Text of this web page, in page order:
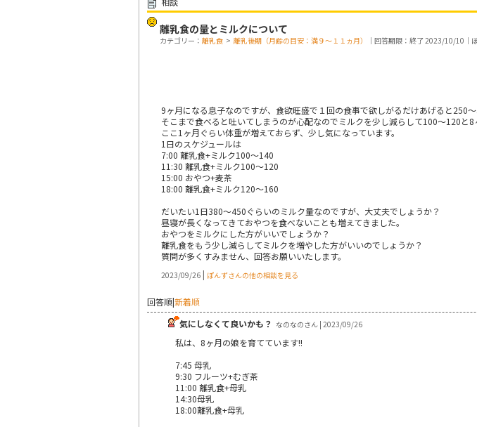
離乳食の量とミルクについて
カテゴリー： 離乳食 > 離乳後期（月齢の目安：満９～１１ヵ月） ｜回答期限：終了 2023/10/10｜
9ヶ月になる息子なのですが、食欲旺盛で１回の食事で欲しがるだけあげると250
そこまで食べると吐いてしまうのが心配なのでミルクを少し減らして100～120と8
ここ1ヶ月ぐらい体重が増えておらず、少し気になっています。
1日のスケジュールは
7:00 離乳食+ミルク100～140
11:30 離乳食+ミルク100～120
15:00 おやつ+麦茶
18:00 離乳食+ミルク120～160
だいたい1日380～450ぐらいのミルク量なのですが、大丈夫でしょうか？
昼寝が長くなってきておやつを食べないことも増えてきました。
おやつをミルクにした方がいいでしょうか？
離乳食をもう少し減らしてミルクを増やした方がいいのでしょうか？
質問が多くすみません、回答お願いいたします。
2023/09/26 | ぽんずさんの他の相談を見る
回答順|新着順
気にしなくて良いかも？ なのなのさん | 2023/09/26
私は、8ヶ月の娘を育てています!!
7:45 母乳
9:30 フルーツ+むぎ茶
11:00 離乳食+母乳
14:30母乳
18:00離乳食+母乳